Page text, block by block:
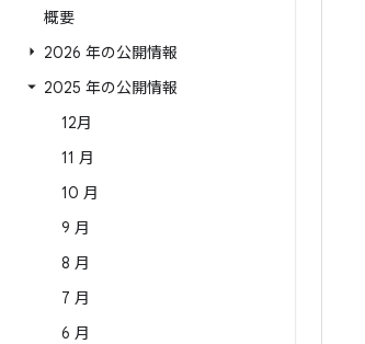
概要
2026 年の公開情報
2025 年の公開情報
12月
11 月
10 月
9 月
8 月
7 月
6 月